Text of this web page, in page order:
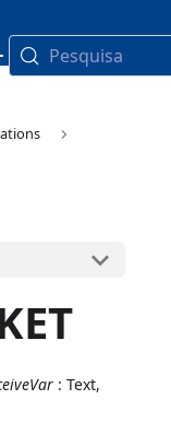
Pesquisa
: Text,